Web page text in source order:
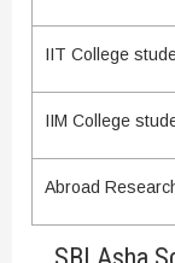
IIT College
IIM College
Abroad